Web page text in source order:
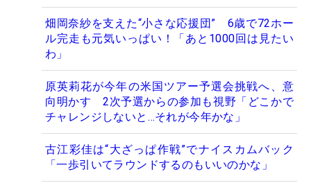
畑岡奈紗を支えた“小さな応援団” 6歳で72ホー
ル完走も元気いっぱい！「あと1000回は見たい
わ」
原英莉花が今年の米国ツアー予選会挑戦へ、意
向明かす 2次予選からの参加も視野「どこかで
チャレンジしないと…それが今年かな」
古江彩佳は“大ざっぱ作戦”でナイスカムバック
「一歩引いてラウンドするのもいいのかな」